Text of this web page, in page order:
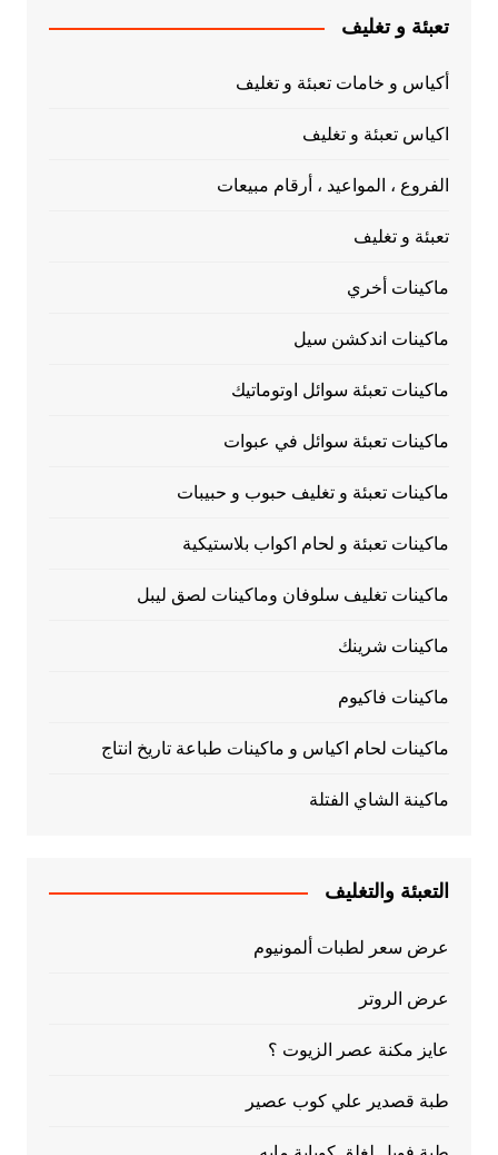
تعبئة و تغليف
أكياس و خامات تعبئة و تغليف
اكياس تعبئة و تغليف
الفروع ، المواعيد ، أرقام مبيعات
تعبئة و تغليف
ماكينات أخري
ماكينات اندكشن سيل
ماكينات تعبئة سوائل اوتوماتيك
ماكينات تعبئة سوائل في عبوات
ماكينات تعبئة و تغليف حبوب و حبيبات
ماكينات تعبئة و لحام اكواب بلاستيكية
ماكينات تغليف سلوفان وماكينات لصق ليبل
ماكينات شرينك
ماكينات فاكيوم
ماكينات لحام اكياس و ماكينات طباعة تاريخ انتاج
ماكينة الشاي الفتلة
التعبئة والتغليف
عرض سعر لطبات ألمونيوم
عرض الروتر
عايز مكنة عصر الزيوت ؟
طبة قصدير علي كوب عصير